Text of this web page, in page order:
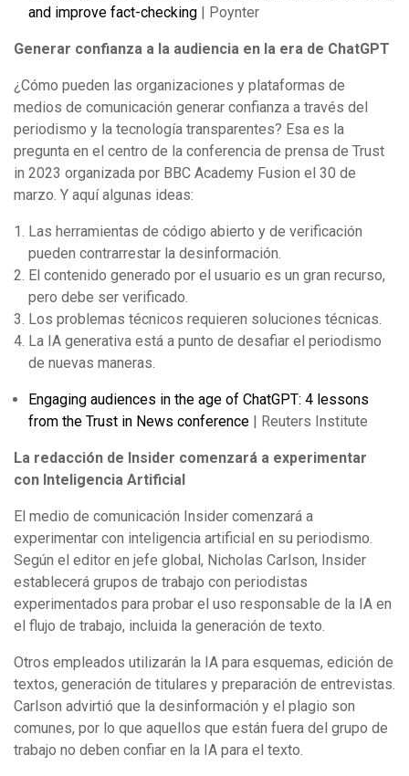
and improve fact-checking | Poynter
Generar confianza a la audiencia en la era de ChatGPT
¿Cómo pueden las organizaciones y plataformas de
medios de comunicación generar confianza a través del
periodismo y la tecnología transparentes? Esa es la
pregunta en el centro de la conferencia de prensa de Trust
in 2023 organizada por BBC Academy Fusion el 30 de
marzo. Y aquí algunas ideas:
Las herramientas de código abierto y de verificación
pueden contrarrestar la desinformación.
El contenido generado por el usuario es un gran recurso,
pero debe ser verificado.
Los problemas técnicos requieren soluciones técnicas.
La IA generativa está a punto de desafiar el periodismo
de nuevas maneras.
Engaging audiences in the age of ChatGPT: 4 lessons
from the Trust in News conference | Reuters Institute
La redacción de Insider comenzará a experimentar
con Inteligencia Artificial
El medio de comunicación Insider comenzará a
experimentar con inteligencia artificial en su periodismo.
Según el editor en jefe global, Nicholas Carlson, Insider
establecerá grupos de trabajo con periodistas
experimentados para probar el uso responsable de la IA en
el flujo de trabajo, incluida la generación de texto.
Otros empleados utilizarán la IA para esquemas, edición de
textos, generación de titulares y preparación de entrevistas.
Carlson advirtió que la desinformación y el plagio son
comunes, por lo que aquellos que están fuera del grupo de
trabajo no deben confiar en la IA para el texto.